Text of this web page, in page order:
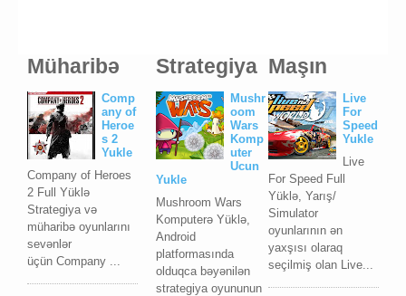
Müharibə
Comp
any of
Heroe
s 2
Yukle
Company of Heroes
2 Full Yüklə
Strategiya və
müharibə oyunlarını
sevənlər
üçün Company ...
Maşın
Live
For
Speed
Yukle
Live
For Speed Full
Yüklə, Yarış/
Simulator
oyunlarının ən
yaxşısı olaraq
seçilmiş olan Live...
Strategiya
Mushr
oom
Wars
Komp
uter
Ucun
Yukle
Mushroom Wars
Komputerə Yüklə,
Android
platformasında
olduqca bəyənilən
strategiya oyununun